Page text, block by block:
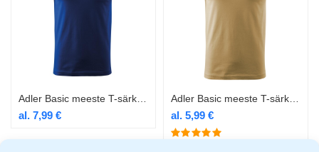
al. 7,99 € al. 5,99 €